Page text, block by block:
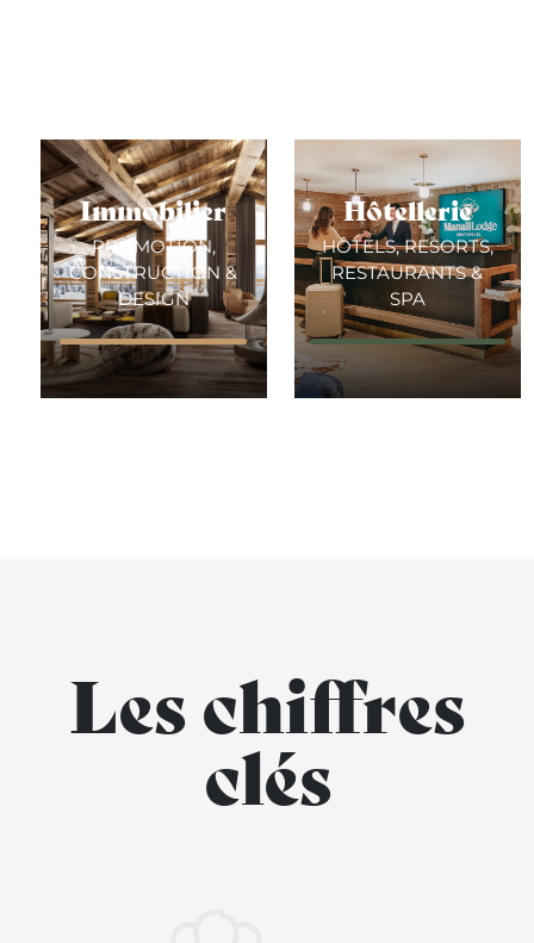
Immobilier
PROMOTION,
CONSTRUCTION &
DESIGN
Hôtellerie
HÔTELS, RESORTS,
RESTAURANTS &
SPA
Les chiffres
clés